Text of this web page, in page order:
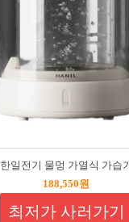
한일전기 물멍 가열식 가습기
188,550원
최저가 사러가기